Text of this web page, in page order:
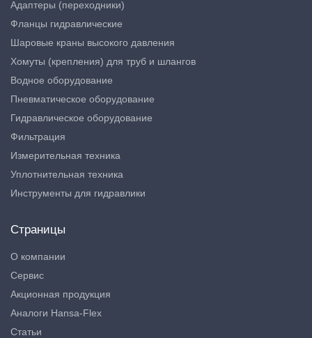
Адаптеры (переходники)
Фланцы гидравлические
Шаровые краны высокого давления
Хомуты (крепления) для труб и шлангов
Водное оборудование
Пневматическое оборудование
Гидравлическое оборудование
Фильтрация
Измерительная техника
Уплотнительная техника
Инструменты для гидравлики
Страницы
О компании
Сервис
Акционная продукция
Аналоги Hansa-Flex
Статьи